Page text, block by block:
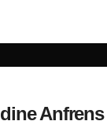
Anfrens